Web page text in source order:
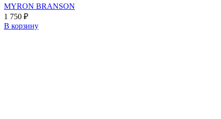
MYRON BRANSON
1 750 ₽
В корзину